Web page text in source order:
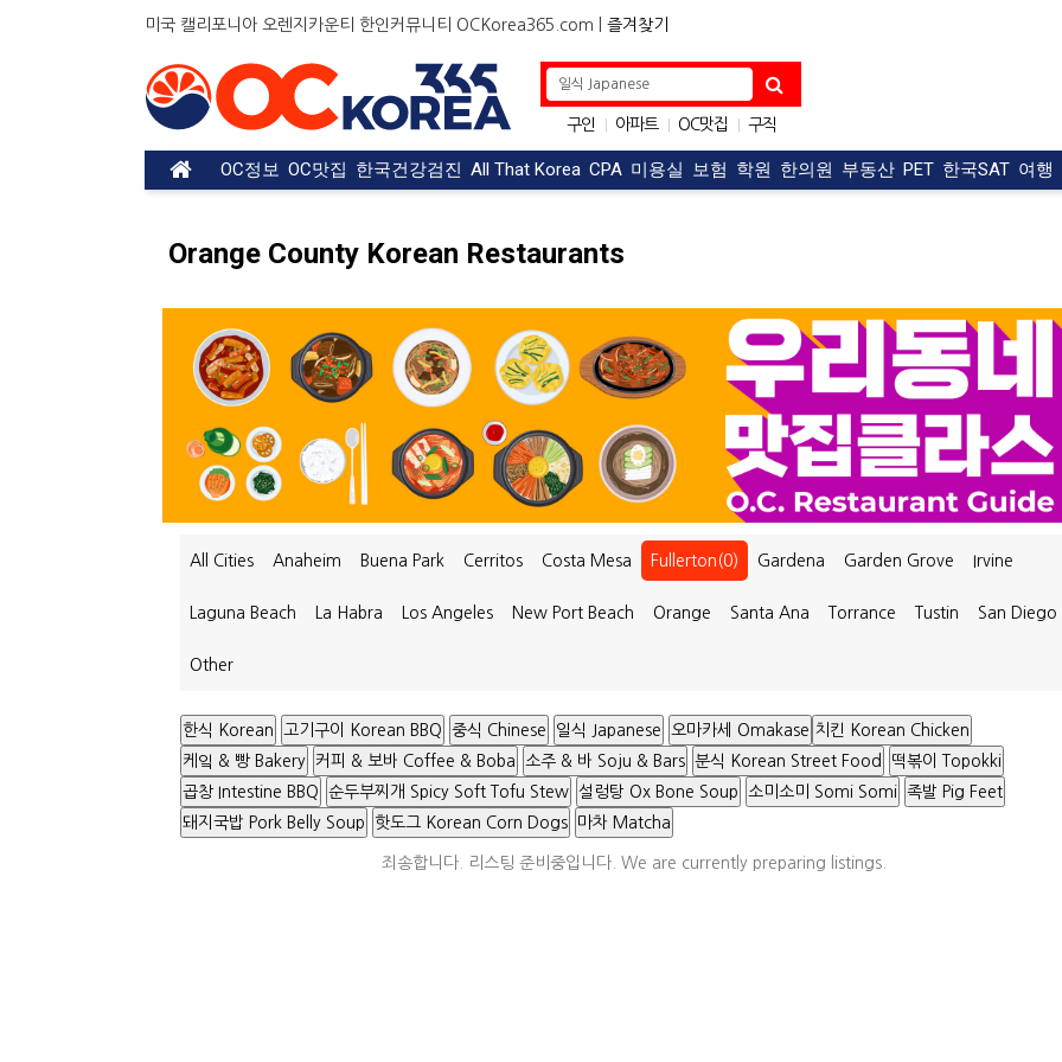
미국 캘리포니아 오렌지카운티 한인커뮤니티 OCKorea365.com | 즐겨찾기
구인 아파트 OC맛집 구직
| 자동차 | 한식
OC정보 OC맛집 한국건강검진 All That Korea CPA 미용실 보험 학원 한의원 부동산 PET 한국SAT 여행
Orange County Korean Restaurants
All Cities Anaheim Buena Park Cerritos Costa Mesa Fullerton(0) Gardena Garden Grove Irvine
Laguna Beach La Habra Los Angeles New Port Beach Orange Santa Ana Torrance Tustin San Diego
Other
한식 Korean 고기구이 Korean BBQ 중식 Chinese 일식 Japanese 오마카세 Omakase 치킨 Korean Chicken
케잌 & 빵 Bakery
커피 & 보바 Coffee & Boba 소주 & 바 Soju & Bars 분식 Korean Street Food
떡볶이 Topokki
곱창 Intestine BBQ
순두부찌개 Spicy Soft Tofu Stew 설렁탕 Ox Bone Soup 소미소미 Somi Somi 족발 Pig Feet
돼지국밥 Pork Belly Soup
핫도그 Korean Corn Dogs 마차 Matcha
죄송합니다. 리스팅 준비중입니다. We are currently preparing listings.